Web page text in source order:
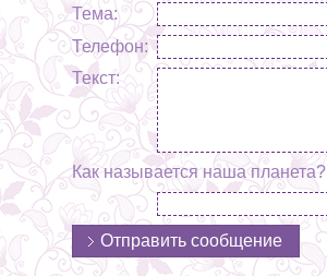
Тема:
Телефон:
Текст:
Как называется наша планета?